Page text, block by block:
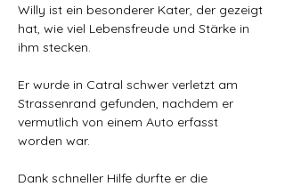
Willy ist ein besonderer Kater, der gezeigt
hat, wie viel Lebensfreude und Stärke in
ihm stecken.
Er wurde in Catral schwer verletzt am
Strassenrand gefunden, nachdem er
vermutlich von einem Auto erfasst
worden war.
Dank schneller Hilfe durfte er die